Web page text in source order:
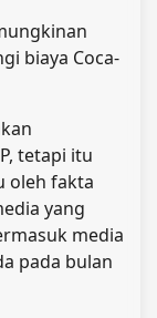
biaya Coca-
tetapi itu
oleh fakta
yang
media
pada bulan